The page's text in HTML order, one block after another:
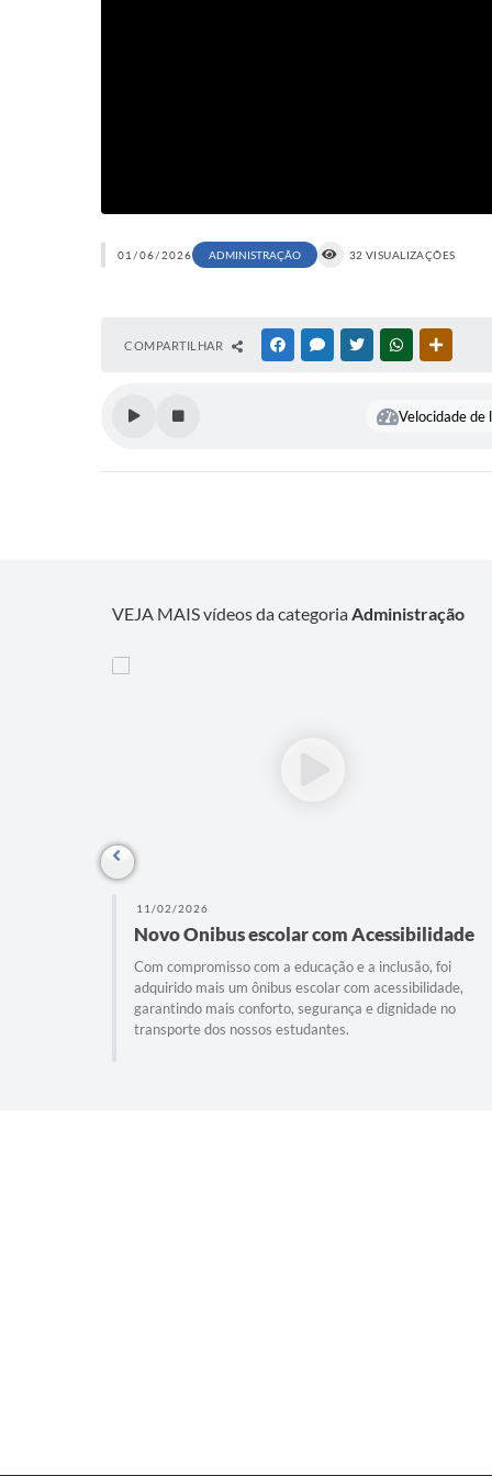
01/06/2026 ADMINISTRAÇÃO 32 VISUALIZAÇÕES
COMPARTILHAR FACEBOOKMESSENGER
TWITTERWHATSAPP
Velocidade de
VEJA MAIS vídeos da categoriaAdministração
11/02/2026
Novo Onibus escolar com Acessibilidade
Com compromisso com a educação e a inclusão, foi
adquirido mais um ônibus escolar com acessibilidade,
garantindo mais conforto, segurança e dignidade no
transporte dos nossos estudantes.